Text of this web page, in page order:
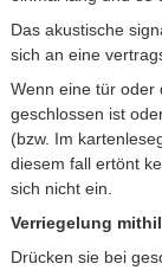
Das akustische
sich an eine
Wenn eine tür oder
geschlossen ist
(bzw. Im
diesem fall ertönt
sich nicht ein.
Verriegelung
Drücken sie bei